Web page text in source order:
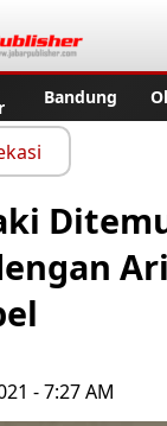
Bandung
- 7:27 AM